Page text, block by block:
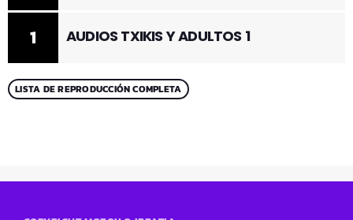
1 AUDIOS TXIKIS Y ADULTOS 1
LISTA DE REPRODUCCIÓN COMPLETA